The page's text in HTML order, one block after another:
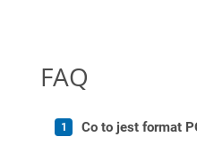
FAQ
Co to jest format